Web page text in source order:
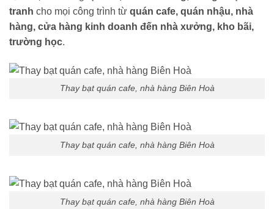
tranh cho mọi công trình từ quán cafe, quán nhậu, nhà
hàng, cửa hàng kinh doanh đến nhà xưởng, kho bãi,
trường học.
Thay bạt quán cafe, nhà hàng Biên Hoà
Thay bạt quán cafe, nhà hàng Biên Hoà
Thay bạt quán cafe, nhà hàng Biên Hoà